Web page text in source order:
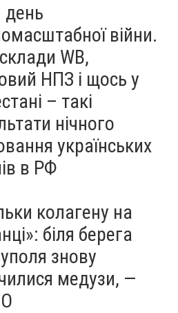
день
війни.
WB,
НПЗ і щось у
– такі
нічного
українських
в РФ
колагену на
біля берега
знову
медузи, —